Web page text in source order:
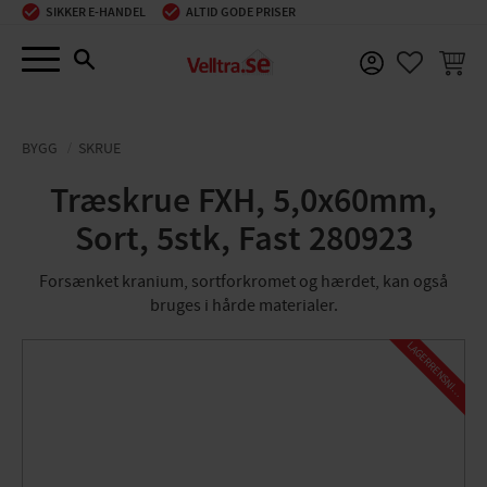
Menu
SIKKER E-HANDEL ALTID GODE PRISER
BYGG SKRUE
Træskrue FXH, 5,0x60mm,
Sort, 5stk, Fast 280923
Forsænket kranium, sortforkromet og hærdet, kan også
bruges i hårde materialer.
L
A
G
E
R
R
E
N
S
N
I
N
G